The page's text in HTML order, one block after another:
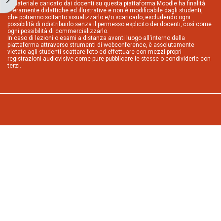
Il materiale caricato dai docenti su questa piattaforma Moodle ha finalità
meramente didattiche ed illustrative e non è modificabile dagli studenti,
che potranno soltanto visualizzarlo e/o scaricarlo, escludendo ogni
possibilità di ridistribuirlo senza il permesso esplicito dei docenti, così come
ogni possibilità di commercializzarlo.
In caso di lezioni o esami a distanza aventi luogo all'interno della
piattaforma attraverso strumenti di webconference, è assolutamente
vietato agli studenti scattare foto ed effettuare con mezzi propri
registrazioni audiovisive come pure pubblicare le stesse o condividerle con
terzi.